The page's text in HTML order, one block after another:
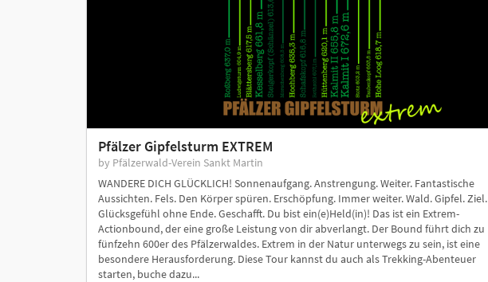
Pfälzer Gipfelsturm EXTREM
by Pfälzerwald-Verein Sankt Martin
WANDERE DICH GLÜCKLICH! Sonnenaufgang. Anstrengung. Weiter. Fantastische
Aussichten. Fels. Den Körper spüren. Erschöpfung. Immer weiter. Wald. Gipfel. Ziel.
Glücksgefühl ohne Ende. Geschafft. Du bist ein(e)Held(in)! Das ist ein Extrem-
Actionbound, der eine große Leistung von dir abverlangt. Der Bound führt dich zu
fünfzehn 600er des Pfälzerwaldes. Extrem in der Natur unterwegs zu sein, ist eine
besondere Herausforderung. Diese Tour kannst du auch als Trekking-Abenteuer
starten, buche dazu...